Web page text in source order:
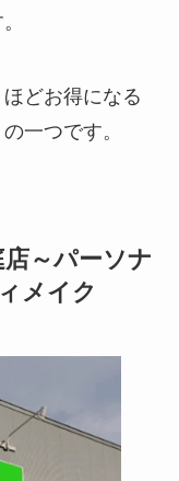
どお得になる
一つです。
～パーソナ
メイク